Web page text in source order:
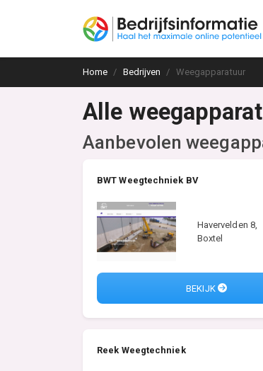
Home Bedrijven Weegapparatuur
Alle
Aanbevolen
BWT Weegtechniek BV
Havervelden 8,
Boxtel
BEKIJK
Reek Weegtechniek